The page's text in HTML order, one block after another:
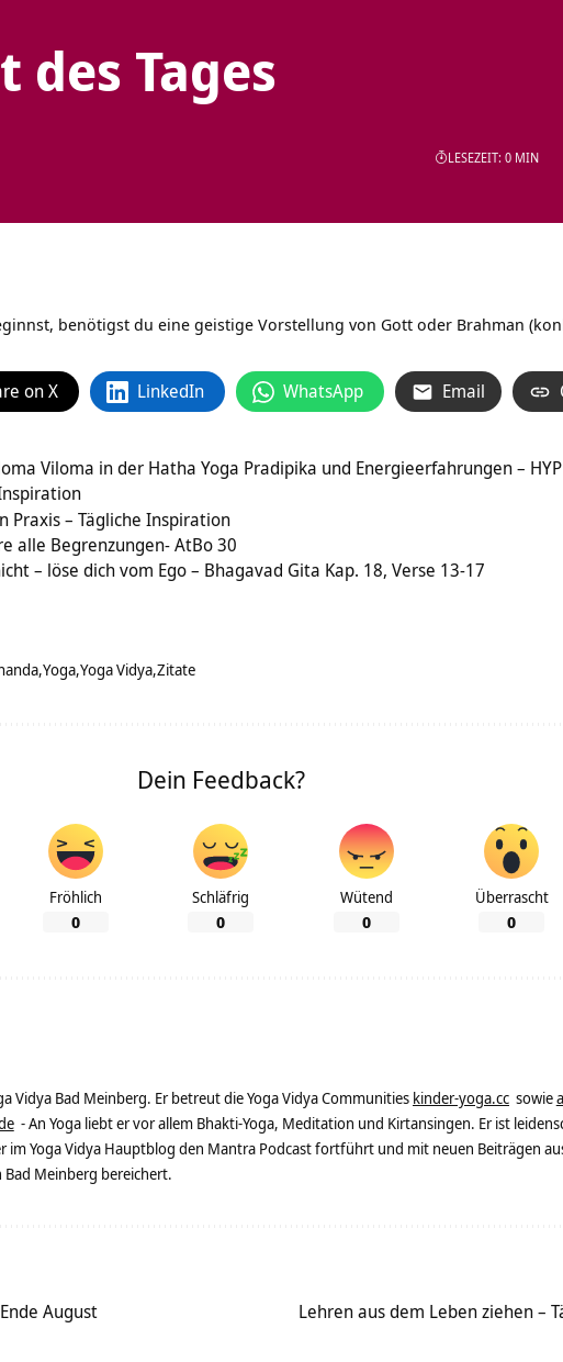
Tages
LESEZEIT: 0 MIN
benötigst du eine geistige Vorstellung von Gott oder Brahman
on X LinkedIn WhatsApp Email
Viloma in der Hatha Yoga Pradipika und Energieerfahrungen –
Praxis – Tägliche Inspiration
alle Begrenzungen- AtBo 30
– löse dich vom Ego – Bhagavad Gita Kap. 18, Verse 13-17
Yoga Yoga Vidya Zitate
Dein Feedback?
Fröhlich
0
Schläfrig
0
Wütend
0
Überrascht
0
Vidya Bad Meinberg. Er betreut die Yoga Vidya Communities kinder-yoga.cc sowie
- An Yoga liebt er vor allem Bhakti-Yoga, Meditation und Kirtansingen. Er ist
im Yoga Vidya Hauptblog den Mantra Podcast fortführt und mit neuen Beiträgen
Bad Meinberg bereichert.
August Lehren aus dem Leben ziehen –